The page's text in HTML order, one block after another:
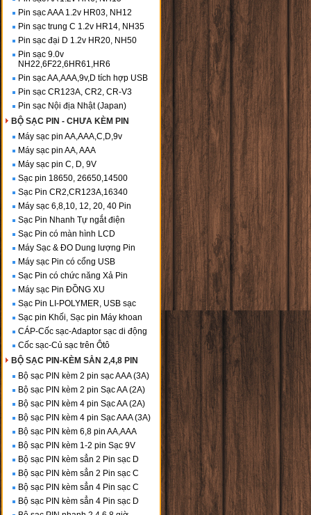
Pin sạc AAA 1.2v HR03, NH12
Pin sạc trung C 1.2v HR14, NH35
Pin sạc đại D 1.2v HR20, NH50
Pin sạc 9.0v
NH22,6F22,6HR61,HR6
Pin sạc AA,AAA,9v,D tích hợp USB
Pin sạc CR123A, CR2, CR-V3
Pin sạc Nội địa Nhật (Japan)
BỘ SẠC PIN - CHƯA KÈM PIN
Máy sạc pin AA,AAA,C,D,9v
Máy sạc pin AA, AAA
Máy sạc pin C, D, 9V
Sạc pin 18650, 26650,14500
Sạc Pin CR2,CR123A,16340
Máy sạc 6,8,10, 12, 20, 40 Pin
Sạc Pin Nhanh Tự ngắt điện
Sạc Pin có màn hình LCD
Máy Sạc & ĐO Dung lượng Pin
Máy sạc Pin có cổng USB
Sạc Pin có chức năng Xả Pin
Máy sạc Pin ĐỒNG XU
Sạc Pin LI-POLYMER, USB sạc
Sạc pin Khối, Sạc pin Máy khoan
CÁP-Cốc sạc-Adaptor sạc di động
Cốc sạc-Củ sạc trên Ôtô
BỘ SẠC PIN-KÈM SẲN 2,4,8 PIN
Bộ sạc PIN kèm 2 pin sạc AAA (3A)
Bộ sạc PIN kèm 2 pin Sạc AA (2A)
Bộ sạc PIN kèm 4 pin Sạc AA (2A)
Bộ sạc PIN kèm 4 pin Sạc AAA (3A)
Bộ sạc PIN kèm 6,8 pin AA,AAA
Bộ sạc PIN kèm 1-2 pin Sạc 9V
Bộ sạc PIN kèm sẳn 2 Pin sạc D
Bộ sạc PIN kèm sẳn 2 Pin sạc C
Bộ sạc PIN kèm sẳn 4 Pin sạc C
Bộ sạc PIN kèm sẳn 4 Pin sạc D